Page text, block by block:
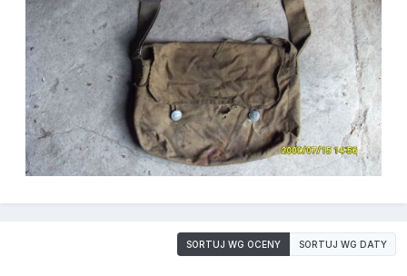
SORTUJ WG OCENY SORTUJ WG DATY